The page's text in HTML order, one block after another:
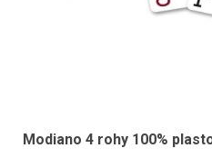
Modiano 4 rohy 100%